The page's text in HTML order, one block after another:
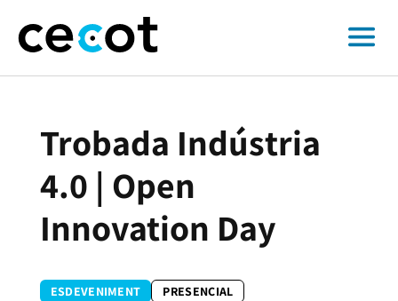
Trobada Indústria
4.0 | Open
Innovation Day
ESDEVENIMENT PRESENCIAL